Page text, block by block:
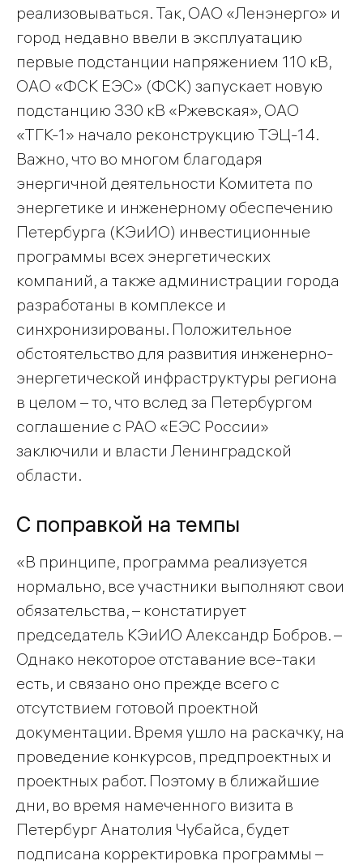
реализовываться. Так, ОАО «Ленэнерго» и
город недавно ввели в эксплуатацию
первые подстанции напряжением 110 кВ,
ОАО «ФСК ЕЭС» (ФСК) запускает новую
подстанцию 330 кВ «Ржевская», ОАО
«ТГК-1» начало реконструкцию ТЭЦ-14.
Важно, что во многом благодаря
энергичной деятельности Комитета по
энергетике и инженерному обеспечению
Петербурга (КЭиИО) инвестиционные
программы всех энергетических
компаний, а также администрации города
разработаны в комплексе и
синхронизированы. Положительное
обстоятельство для развития инженерно-
энергетической инфраструктуры региона
в целом – то, что вслед за Петербургом
соглашение с РАО «ЕЭС России»
заключили и власти Ленинградской
области.
С поправкой на темпы
«В принципе, программа реализуется
нормально, все участники выполняют свои
обязательства, – констатирует
председатель КЭиИО Александр Бобров. –
Однако некоторое отставание все-таки
есть, и связано оно прежде всего с
отсутствием готовой проектной
документации. Время ушло на раскачку, на
проведение конкурсов, предпроектных и
проектных работ. Поэтому в ближайшие
дни, во время намеченного визита в
Петербург Анатолия Чубайса, будет
подписана корректировка программы –